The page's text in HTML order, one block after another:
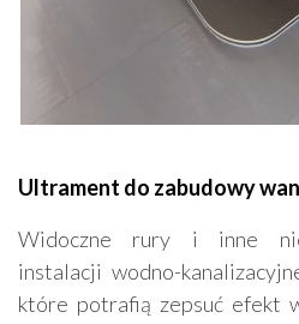
Ultrament do zabudowy
Widoczne rury i inne
instalacji wodno-
które potrafią zepsuć efekt